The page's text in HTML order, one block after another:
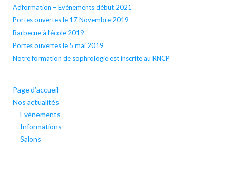
Adformation – Événements début 2021
Portes ouvertes le 17 Novembre 2019
Barbecue à l’école 2019
Portes ouvertes le 5 mai 2019
Notre formation de sophrologie est inscrite au RNCP
Page d’accueil
Nos actualités
Evénements
Informations
Salons